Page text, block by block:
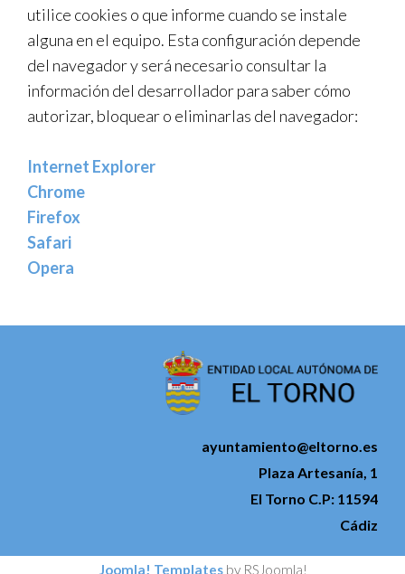
utilice cookies o que informe cuando se instale
alguna en el equipo. Esta configuración depende
del navegador y será necesario consultar la
información del desarrollador para saber cómo
autorizar, bloquear o eliminarlas del navegador:
Internet Explorer
Chrome
Firefox
Safari
Opera
ayuntamiento@eltorno.es
Plaza Artesanía, 1
El Torno C.P: 11594
Cádiz
Joomla! Templatesby RSJoomla!